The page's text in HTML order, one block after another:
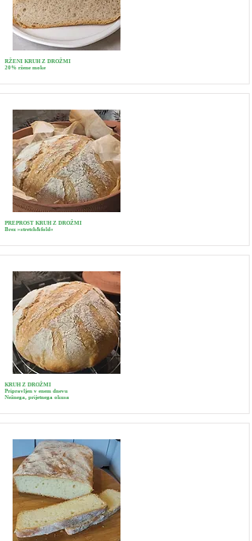
RŽENI KRUH Z DROŽMI
20% ržene moke
PREPROST KRUH Z DROŽMI
Brez »stretch&fold«
KRUH Z DROŽMI
Pripravljen v enem dnevu
Nežnega, prijetnega okusa